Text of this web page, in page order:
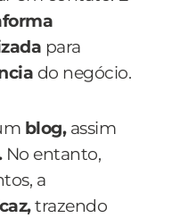
para
do negócio.
blog,assim
No entanto,
a
trazendo